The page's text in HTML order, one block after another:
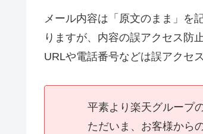
メール内容は「原文のまま」を
りますが、内容の誤アクセス防
URLや電話番号などは誤アクセ
平素より楽天グループ
ただいま、お客様から